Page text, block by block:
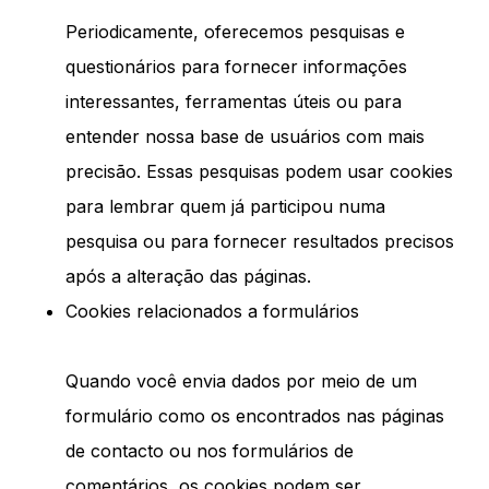
Periodicamente, oferecemos pesquisas e
questionários para fornecer informações
interessantes, ferramentas úteis ou para
entender nossa base de usuários com mais
precisão. Essas pesquisas podem usar cookies
para lembrar quem já participou numa
pesquisa ou para fornecer resultados precisos
após a alteração das páginas.
Cookies relacionados a formulários
Quando você envia dados por meio de um
formulário como os encontrados nas páginas
de contacto ou nos formulários de